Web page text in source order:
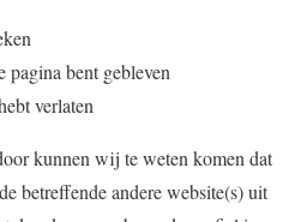
pagina bent gebleven
verlaten
kunnen wij te weten komen dat
betreffende andere website(s) uit